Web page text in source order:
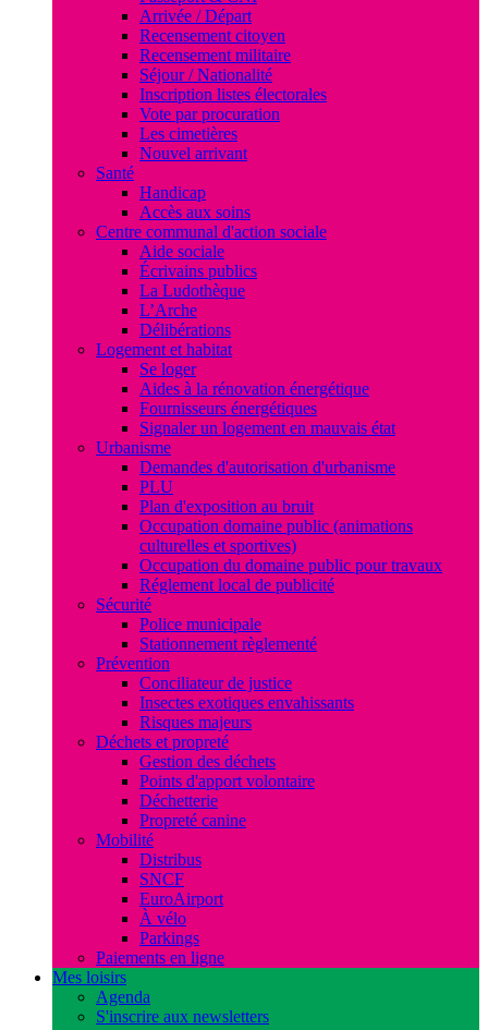
Arrivée / Départ
Recensement citoyen
Recensement militaire
Séjour / Nationalité
Inscription listes électorales
Vote par procuration
Les cimetières
Nouvel arrivant
Santé
Handicap
Accès aux soins
Centre communal d'action sociale
Aide sociale
Écrivains publics
La Ludothèque
L’Arche
Délibérations
Logement et habitat
Se loger
Aides à la rénovation énergétique
Fournisseurs énergétiques
Signaler un logement en mauvais état
Urbanisme
Demandes d'autorisation d'urbanisme
PLU
Plan d'exposition au bruit
Occupation domaine public (animations
culturelles et sportives)
Occupation du domaine public pour travaux
Réglement local de publicité
Sécurité
Police municipale
Stationnement règlementé
Prévention
Conciliateur de justice
Insectes exotiques envahissants
Risques majeurs
Déchets et propreté
Gestion des déchets
Points d'apport volontaire
Déchetterie
Propreté canine
Mobilité
Distribus
SNCF
EuroAirport
À vélo
Parkings
Paiements en ligne
Mes loisirs
Agenda
S'inscrire aux newsletters